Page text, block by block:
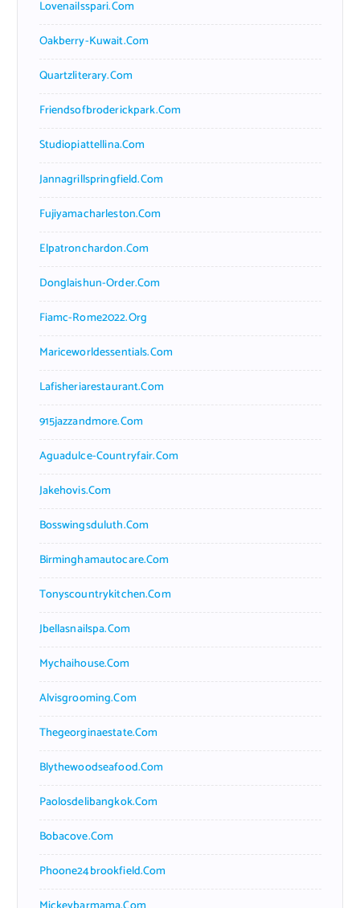
Lovenailsspari.com
Oakberry-Kuwait.com
Quartzliterary.com
Friendsofbroderickpark.com
Studiopiattellina.com
Jannagrillspringfield.com
Fujiyamacharleston.com
Elpatronchardon.com
Donglaishun-Order.com
Fiamc-Rome2022.org
Mariceworldessentials.com
Lafisheriarestaurant.com
915jazzandmore.com
Aguadulce-Countryfair.com
Jakehovis.com
Bosswingsduluth.com
Birminghamautocare.com
Tonyscountrykitchen.com
Jbellasnailspa.com
Mychaihouse.com
Alvisgrooming.com
Thegeorginaestate.com
Blythewoodseafood.com
Paolosdelibangkok.com
Bobacove.com
Phoone24brookfield.com